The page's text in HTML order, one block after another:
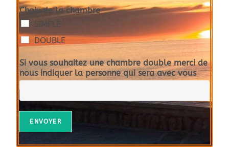
Choix de la chambre
SIMPLE
DOUBLE
Si vous souhaitez une chambre double merci de
nous indiquer la personne qui sera avec vous
ENVOYER